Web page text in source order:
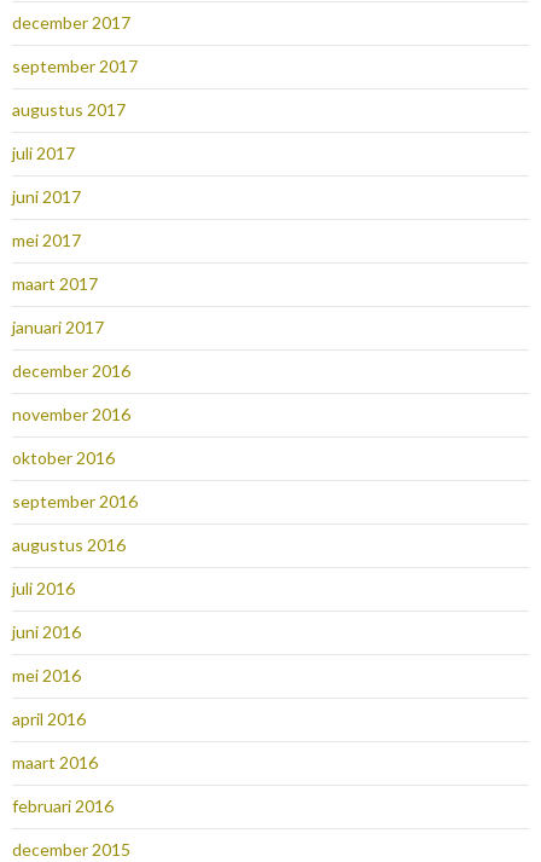
december 2017
september 2017
augustus 2017
juli 2017
juni 2017
mei 2017
maart 2017
januari 2017
december 2016
november 2016
oktober 2016
september 2016
augustus 2016
juli 2016
juni 2016
mei 2016
april 2016
maart 2016
februari 2016
december 2015